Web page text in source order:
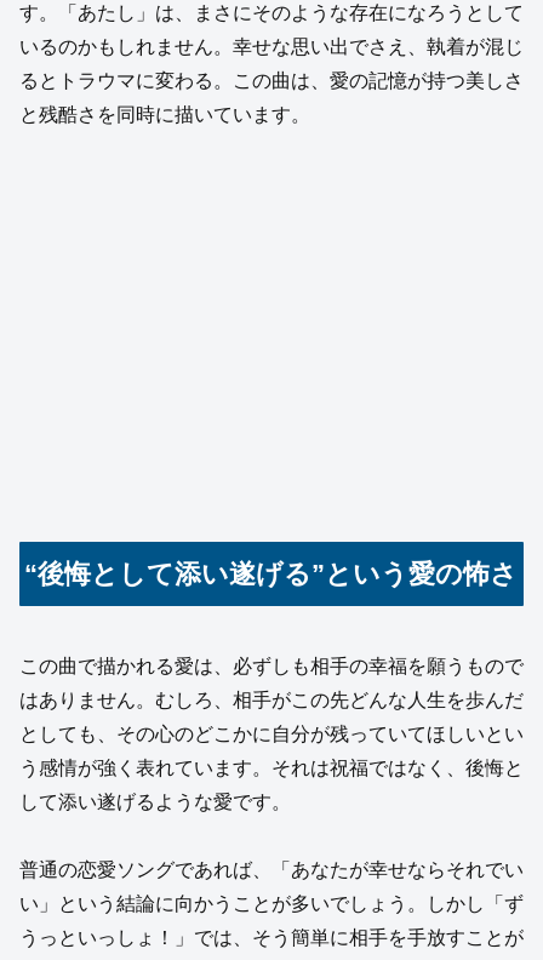
す。「あたし」は、まさにそのような存在になろうとして
いるのかもしれません。幸せな思い出でさえ、執着が混じ
るとトラウマに変わる。この曲は、愛の記憶が持つ美しさ
と残酷さを同時に描いています。
“後悔として添い遂げる”という愛の怖さ
この曲で描かれる愛は、必ずしも相手の幸福を願うもので
はありません。むしろ、相手がこの先どんな人生を歩んだ
としても、その心のどこかに自分が残っていてほしいとい
う感情が強く表れています。それは祝福ではなく、後悔と
して添い遂げるような愛です。
普通の恋愛ソングであれば、「あなたが幸せならそれでい
い」という結論に向かうことが多いでしょう。しかし「ず
うっといっしょ！」では、そう簡単に相手を手放すことが